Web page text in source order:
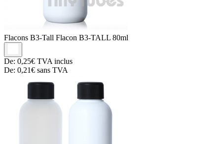
Flacons B3-Tall Flacon B3-TALL 80ml
De: 0,25€ TVA inclus
De: 0,21€ sans TVA